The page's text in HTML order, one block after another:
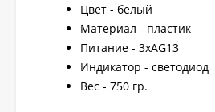
Цвет - белый
Материал - пластик
Питание - 3xAG13
Индикатор - светодиод
Вес - 750 гр.